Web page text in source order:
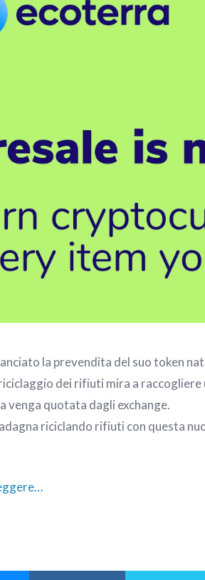
la prevendita del suo token
dei rifiuti mira a
venga quotata dagli exchange.
riciclando rifiuti con questa